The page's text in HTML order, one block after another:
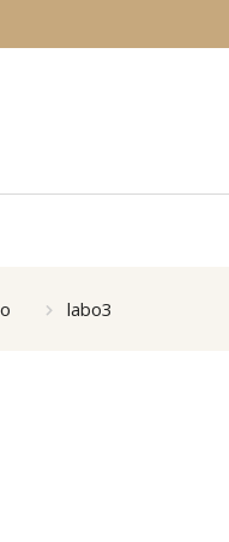
labo3